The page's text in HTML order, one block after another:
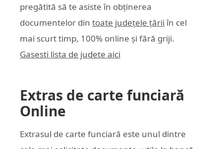
pregătită să te asiste în obținerea
documentelor din toate județele țării în cel
mai scurt timp, 100% online și fără griji.
Gasesti lista de judete aici
Extras de carte funciară
Online
Extrasul de carte funciară este unul dintre